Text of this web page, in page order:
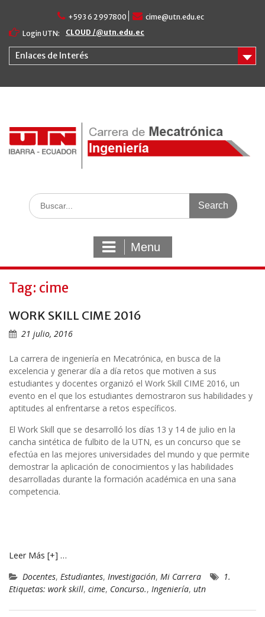
content
+593 6 2 997800
cime@utn.edu.ec
Login UTN:
CLOUD /@utn.edu.ec
Enlaces de Interés
Search
for:
Menu
Tag: cime
WORK SKILL CIME 2016
21 julio, 2016
La carrera de ingeniería en Mecatrónica, en busca de la
excelencia y generar día a día retos que motiven a sus
estudiantes y docentes organizó el Work Skill CIME 2016, un
evento en el que los estudiantes demostraron sus habilidades y
aptitudes al enfrentarse a retos específicos.
El Work Skill que se desarrolló los días 13 y 14 de julio en la
cancha sintética de fulbito de la UTN, es un concurso que se
efectúa en las mejores universidades del mundo y que permite
demostrar la aplicación de conocimientos y las habilidades
desarrolladas durante la formación académica en una sana
competencia.
Leer Más [+] …
Docentes, Estudiantes, Investigación, Mi Carrera
1.
Etiquetas: work skill, cime, Concurso., Ingeniería, utn